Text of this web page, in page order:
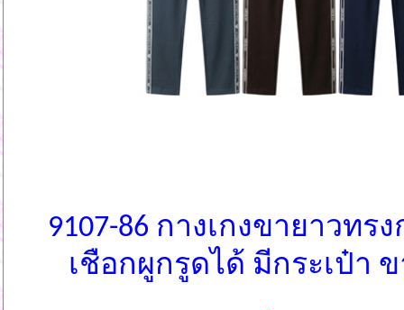
9107-86 กางเกงขายาวทร
เชือกผูกรูดได้ มีกระเป๋า